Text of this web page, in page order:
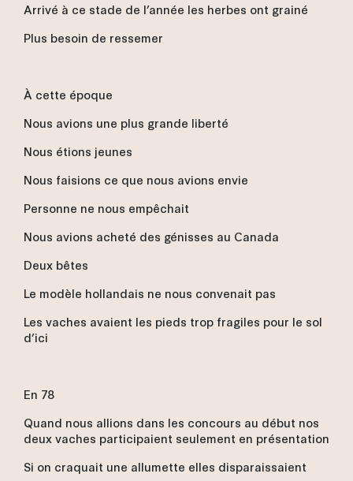
Arrivé à ce stade de l’année les herbes ont grainé
Plus besoin de ressemer
À cette époque
Nous avions une plus grande liberté
Nous étions jeunes
Nous faisions ce que nous avions envie
Personne ne nous empêchait
Nous avions acheté des génisses au Canada
Deux bêtes
Le modèle hollandais ne nous convenait pas
Les vaches avaient les pieds trop fragiles pour le sol
d’ici
En 78
Quand nous allions dans les concours au début nos
deux vaches participaient seulement en présentation
Si on craquait une allumette elles disparaissaient